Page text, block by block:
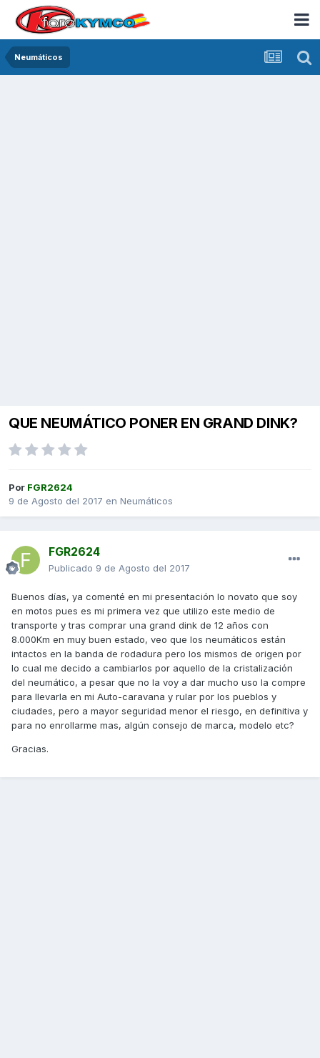
Neumáticos
QUE NEUMÁTICO PONER EN GRAND DINK?
Por FGR2624
9 de Agosto del 2017 en Neumáticos
FGR2624
Publicado 9 de Agosto del 2017
Buenos días, ya comenté en mi presentación lo novato que soy
en motos pues es mi primera vez que utilizo este medio de
transporte y tras comprar una grand dink de 12 años con
8.000Km en muy buen estado, veo que los neumáticos están
intactos en la banda de rodadura pero los mismos de origen por
lo cual me decido a cambiarlos por aquello de la cristalización
del neumático, a pesar que no la voy a dar mucho uso la compre
para llevarla en mi Auto-caravana y rular por los pueblos y
ciudades, pero a mayor seguridad menor el riesgo, en definitiva y
para no enrollarme mas, algún consejo de marca, modelo etc?
Gracias.